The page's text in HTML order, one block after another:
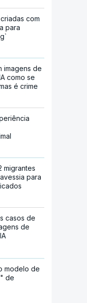
com
para
imagens de
como se
é crime
migrantes
para
casos de
de
modelo de
de